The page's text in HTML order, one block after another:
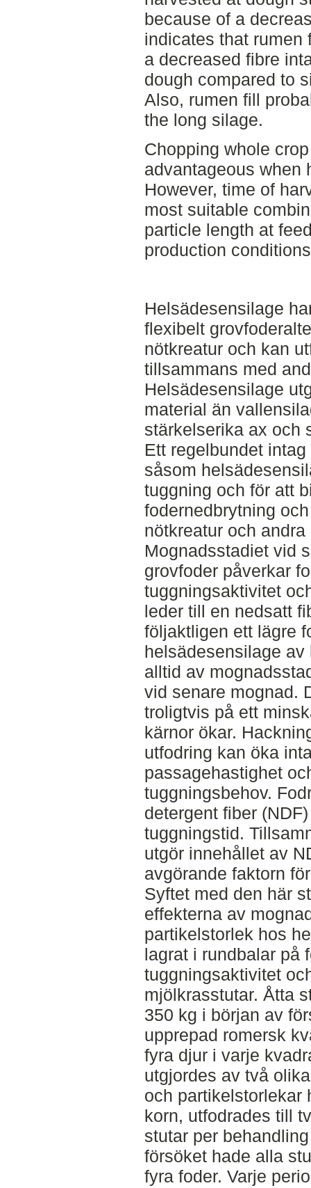
because of a
indicates that rumen
a decreased fibre
dough compared to
Also, rumen fill
the long silage.
Chopping whole
advantageous when
However, time of
most suitable
particle length at
production
Helsädesensilage
flexibelt
nötkreatur och kan
tillsammans med
Helsädesensilage
material än
stärkelserika ax och
Ett regelbundet
såsom
tuggning och för att
fodernedbrytning
nötkreatur och
Mognadsstadiet vid
grovfoder påverkar
tuggningsaktivitet
leder till en nedsatt
följaktligen ett lägre
helsädesensilage
alltid av
vid senare mognad.
troligtvis på ett
kärnor ökar.
utfodring kan öka
passagehastighet
tuggningsbehov.
detergent fiber
tuggningstid.
utgör innehållet av
avgörande faktorn
Syftet med den här
effekterna av
partikelstorlek hos
lagrat i rundbalar på
tuggningsaktivitet
mjölkrasstutar. Åtta
350 kg i början av
upprepad romersk
fyra djur i varje
utgjordes av två
och partikelstorlekar
korn, utfodrades till
stutar per
försöket hade alla
fyra foder. Varje